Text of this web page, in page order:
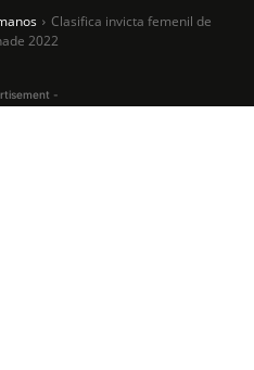
Clasifica invicta femenil de
2022
-